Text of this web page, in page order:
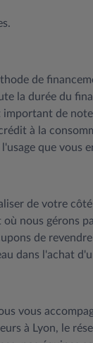
de
la durée du
de
à la
que vous
de votre
nous gérons
de
dans l'achat
vous
à Lyon, le